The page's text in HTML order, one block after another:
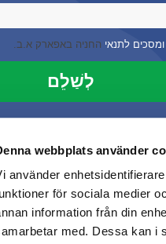
webbplats använder
använder
för sociala medier
information från din
med. Dessa kan i
ומסכים לתנאי החניה באפארק א.ב.
לְשַׁלֵם